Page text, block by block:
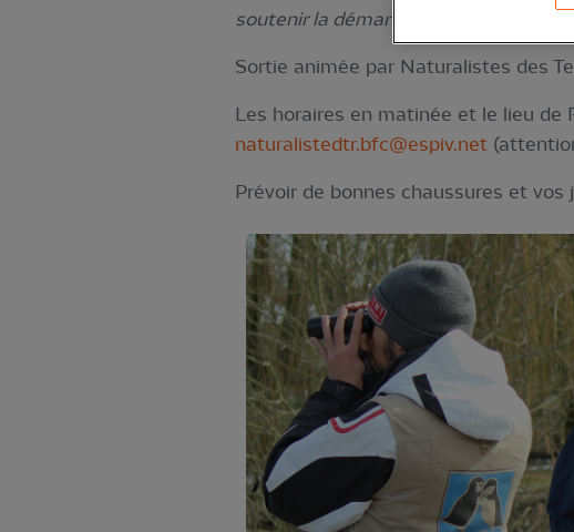
soutenir la démarche de contestation
Sortie animée par Naturalistes des
Les horaires en matinée et le lieu de
naturalistedtr.bfc@espiv.net
Prévoir de bonnes chaussures et vos